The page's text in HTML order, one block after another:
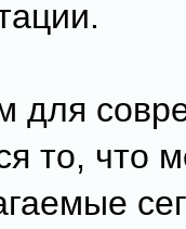
для
то, что